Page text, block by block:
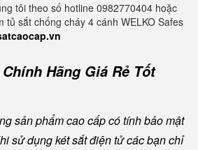
tôi theo số hotline 0982770404 hoặc
tủ sắt chống cháy 4 cánh WELKO Safes
Hãng Giá Rẻ Tốt
sản phẩm cao cấp có tính bảo mật
sử dụng két sắt điện tử các bạn chỉ